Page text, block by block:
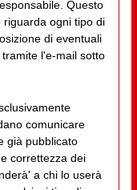
Questo
ogni tipo di
di eventuali
l'e-mail sotto
comunicare
già pubblicato
correttezza dei
a chi lo userà